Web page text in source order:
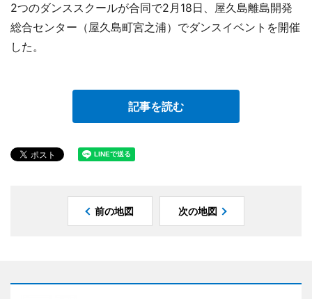
2つのダンススクールが合同で2月18日、屋久島離島開発
総合センター（屋久島町宮之浦）でダンスイベントを開催
した。
記事を読む
前の地図 次の地図